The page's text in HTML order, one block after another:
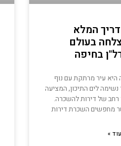
המלא
בעולם
בחיפה
היא עיר מרתקת עם נוף
נשימה לים התיכון, המציעה
רחב של דירות להשכרה.
מחפשים השכרת דירות
»